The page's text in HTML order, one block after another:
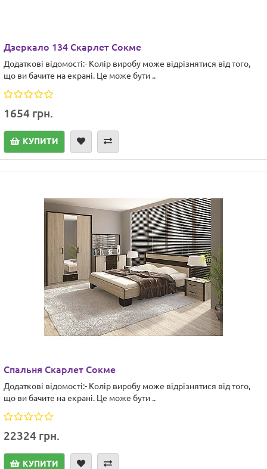
Дзеркало 134 Скарлет Сокме
Додаткові відомості:- Колір виробу може відрізнятися від того,
що ви бачите на екрані. Це може бути ..
1654 грн.
КУПИТИ
Спальня Скарлет Сокме
Додаткові відомості:- Колір виробу може відрізнятися від того,
що ви бачите на екрані. Це може бути ..
22324 грн.
КУПИТИ